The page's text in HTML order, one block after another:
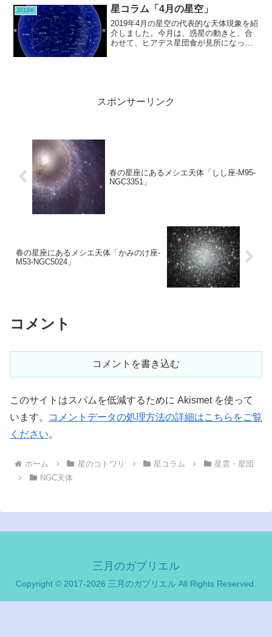
に見えます。当たり前のような自転です
が、宇宙の中での自然な運動なのです。
2019年 星コラム「4月の星空」
2019年4月の星空の代表的な天体現象を紹
介しました。今月は、惑星の動きと、合
わせて、ヒアデス星団食が見所になって
スポンサーリンク
春の星座にあるメシエ天体「しし座-M95-
NGC3351」
春の星座にあるメシエ天体「かみのけ座-
M53-NGC5024」
コメント
コメントを書き込む
このサイトはスパムを低減するために Akismet を使って
います。
コメントデータの処理方法の詳細はこちらをご覧
ください。
ホーム 星のコトワリ 星コラム
星雲・星団
NGC天体
三月のガブリエル
Copyright © 2017-2026 三月のガブリエル All Rights Reserved.